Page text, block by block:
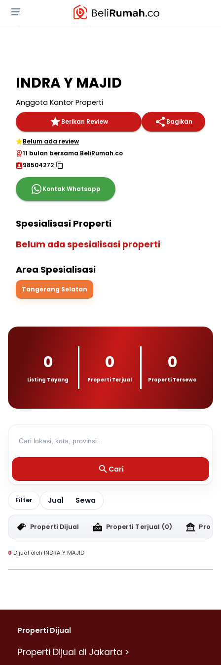
INDRA Y MAJID
Anggota Kantor Properti
Berikan Review Bagikan
Belum ada review
11 bulan bersama BeliRumah.co
98504272
Kontak Whatsapp
Spesialisasi Properti
Belum ada spesialisasi properti
Area Spesialisasi
Tangerang Selatan
0
Listing Tayang
0
Properti Terjual
0
Properti Tersewa
Cari
Filter Jual Sewa
Properti Dijual Properti Terjual (0)
0 Dijual oleh INDRA Y MAJID
Properti Dijual
Properti Dijual di Jakarta >